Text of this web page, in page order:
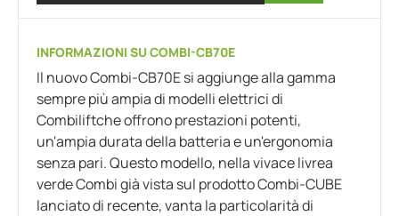
INFORMAZIONI SU COMBI-CB70E
Il nuovo Combi-CB70E si aggiunge alla gamma
sempre più ampia di modelli elettrici di
Combiliftche offrono prestazioni potenti,
un'ampia durata della batteria e un'ergonomia
senza pari. Questo modello, nella vivace livrea
verde Combi già vista sul prodotto Combi-CUBE
lanciato di recente, vanta la particolarità di